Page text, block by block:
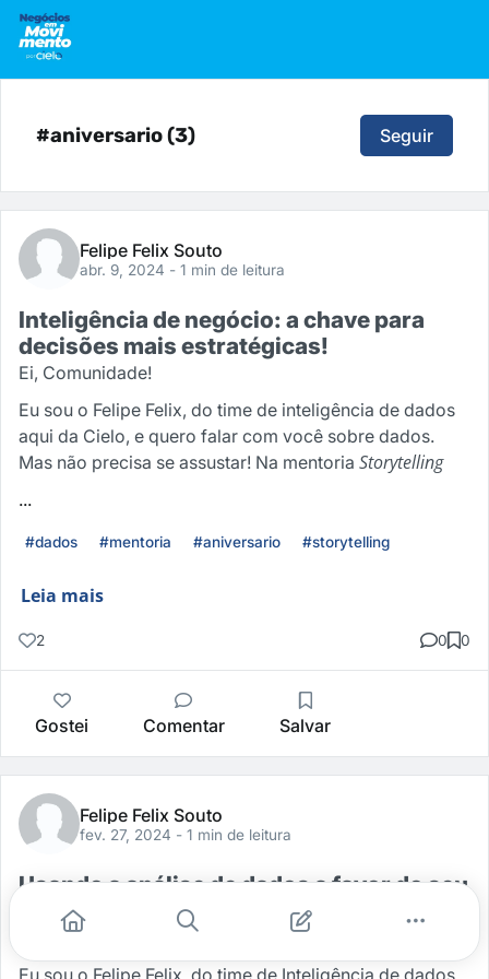
#aniversario (3) Seguir
Felipe Felix Souto
abr. 9, 2024 - 1 min de leitura
Inteligência de negócio: a chave para
decisões mais estratégicas!
Ei, Comunidade!
Eu sou o Felipe Felix, do time de inteligência de dados
aqui da Cielo, e quero falar com você sobre dados.
Mas não precisa se assustar! Na mentoria Storytelling
...
#dados #mentoria #aniversario #storytelling
Leia mais
2 0 0
Gostei Comentar Salvar
Felipe Felix Souto
fev. 27, 2024 - 1 min de leitura
Usando a análise de dados a favor do seu
negócio
Oi, pessoal!
Eu sou o Felipe Felix, do time de Inteligência de dados